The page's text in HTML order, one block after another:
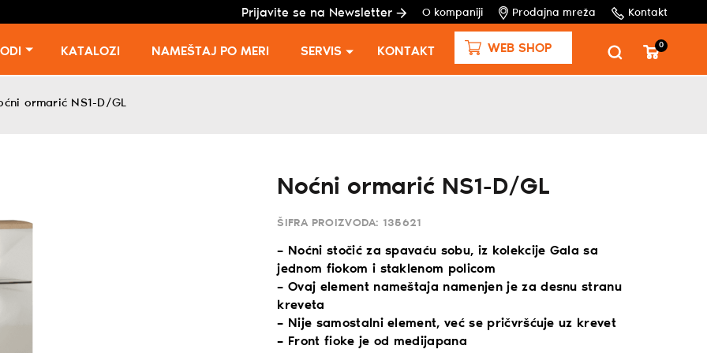
Prijavite se na Newsletter O kompaniji Prodajna mreža Kontakt
KATALOZI NAMEŠTAJ PO MERI SERVIS KONTAKT WEB SHOP 0
ormarić NS1-D/GL
Noćni ormarić NS1-D/GL
ŠIFRA PROIZVODA: 135621
– Noćni stočić za spavaću sobu, iz kolekcije Gala sa
jednom fiokom i staklenom policom
– Ovaj element nameštaja namenjen je za desnu stranu
kreveta
– Nije samostalni element, već se pričvršćuje uz krevet
– Front fioke je od medijapana